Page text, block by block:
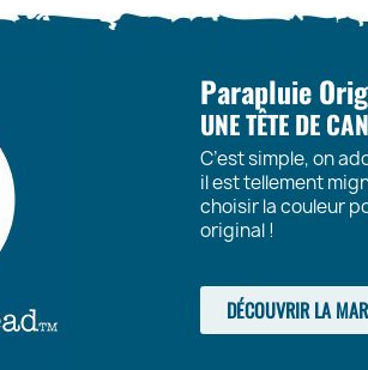
Parapluie
UNE TÊTE DE
C’est simple, on
il est tellement
choisir la couleur
original !
DÉCOUVRIR LA